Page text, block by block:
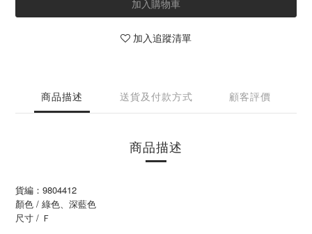
加入購物車
加入追蹤清單
商品描述 送貨及付款方式 顧客評價
商品描述
貨編：9804412
顏色 / 綠色、深藍色
尺寸 / Ｆ